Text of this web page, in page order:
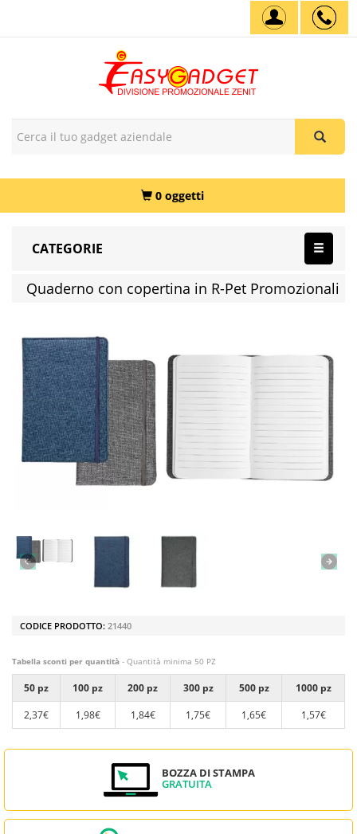
0 oggetti
CATEGORIE
Quaderno con copertina in R-Pet Promozionali
CODICE PRODOTTO: 21440
Tabella sconti per quantità - Quantità minima 50 PZ
50 pz 100 pz 200 pz 300 pz 500 pz
1000 pz
2,37€
1,98€ 1,84€ 1,75€ 1,65€ 1,57€
BOZZA DI STAMPA
GRATUITA